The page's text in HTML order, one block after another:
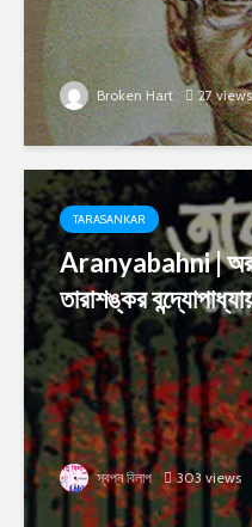
Broken Hart 27 views
TARASANKAR
Aranyabahni |
তারাশঙ্কর
স্বপ্ন বিলাপ 303 views